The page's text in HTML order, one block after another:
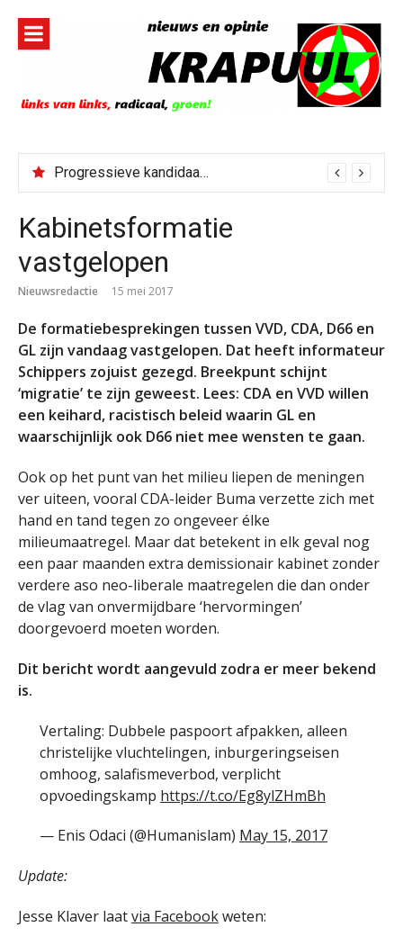
inhoud
Progressieve kandidaat El-Sayed senaatskandidaat Michigan
Kabinetsformatie
vastgelopen
Nieuwsredactie 15 mei 2017
De formatiebesprekingen tussen VVD, CDA, D66 en
GL zijn vandaag vastgelopen. Dat heeft informateur
Schippers zojuist gezegd. Breekpunt schijnt
‘migratie’ te zijn geweest. Lees: CDA en VVD willen
een keihard, racistisch beleid waarin GL en
waarschijnlijk ook D66 niet mee wensten te gaan.
Ook op het punt van het milieu liepen de meningen
ver uiteen, vooral CDA-leider Buma verzette zich met
hand en tand tegen zo ongeveer élke
milieumaatregel. Maar dat betekent in elk geval nog
een paar maanden extra demissionair kabinet zonder
verdere aso neo-liberale maatregelen die dan onder
de vlag van onvermijdbare ‘hervormingen’
doorgevoerd moeten worden.
Dit bericht wordt aangevuld zodra er meer bekend
is.
Vertaling: Dubbele paspoort afpakken, alleen
christelijke vluchtelingen, inburgeringseisen
omhoog, salafismeverbod, verplicht
opvoedingskamp https://t.co/Eg8ylZHmBh
— Enis Odaci (@Humanislam) May 15, 2017
Update:
Jesse Klaver laatvia Facebookweten: